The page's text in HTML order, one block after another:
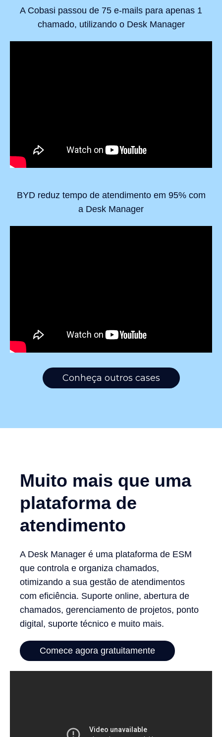
A Cobasi passou de 75 e-mails para apenas 1
chamado, utilizando o Desk Manager
BYD reduz tempo de atendimento em 95% com
a Desk Manager
Conheça outros cases
Muito mais que uma
plataforma de
atendimento
A Desk Manager é uma plataforma de ESM
que controla e organiza chamados,
otimizando a sua gestão de atendimentos
com eficiência. Suporte online, abertura de
chamados, gerenciamento de projetos, ponto
digital, suporte técnico e muito mais.
Comece agora gratuitamente